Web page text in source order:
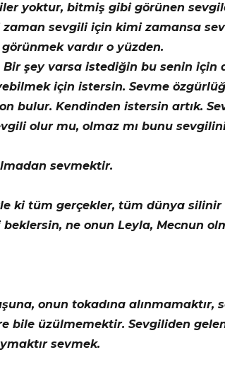
yoktur, bitmiş gibi görünen
sevgili için kimi zamansa
vardır o yüzden.
şey varsa istediğin bu senin için
için istersin. Sevme
Kendinden istersin artık.
olur mu, olmaz mı bunu
sevmektir.
ki tüm gerçekler, tüm dünya silinir
ne onun Leyla, Mecnun
onun tokadına alınmamaktır,
üzülmemektir. Sevgiliden
sevmek.